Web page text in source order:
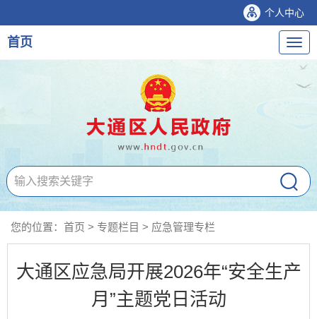
个人中心
导
航
首页
您的位置： 首页 > 专题栏目 > 应急管理专栏
大通区应急局开展2026年“安全生产
月”主题党日活动